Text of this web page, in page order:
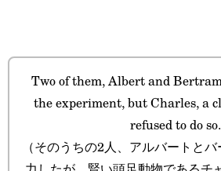
Two of them, Albert and
the experiment, but Charles, a
refused to do so.
（そのうちの2人、アルバートと